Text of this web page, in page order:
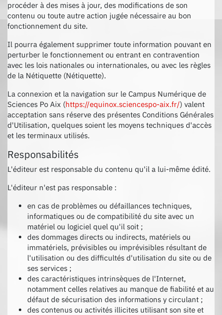
procéder à des mises à jour, des modifications de son
contenu ou toute autre action jugée nécessaire au bon
fonctionnement du site.
Il pourra également supprimer toute information pouvant en
perturber le fonctionnement ou entrant en contravention
avec les lois nationales ou internationales, ou avec les règles
de la Nétiquette (Nétiquette).
La connexion et la navigation sur le Campus Numérique de
Sciences Po Aix (https://equinox.sciencespo-aix.fr/) valent
acceptation sans réserve des présentes Conditions Générales
d'Utilisation, quelques soient les moyens techniques d'accès
et les terminaux utilisés.
Responsabilités
L'éditeur est responsable du contenu qu'il a lui-même édité.
L'éditeur n'est pas responsable :
en cas de problèmes ou défaillances techniques,
informatiques ou de compatibilité du site avec un
matériel ou logiciel quel qu'il soit ;
des dommages directs ou indirects, matériels ou
immatériels, prévisibles ou imprévisibles résultant de
l'utilisation ou des difficultés d'utilisation du site ou de
ses services ;
des caractéristiques intrinsèques de l'Internet,
notamment celles relatives au manque de fiabilité et au
défaut de sécurisation des informations y circulant ;
des contenus ou activités illicites utilisant son site et